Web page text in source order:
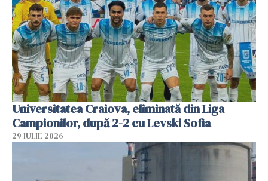
Universitatea Craiova, eliminată din Liga
Campionilor, după 2-2 cu Levski Sofia
29 IULIE 2026